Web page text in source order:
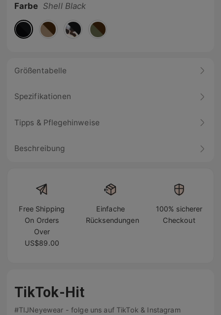
Farbe Shell Black
Größentabelle
Spezifikationen
Tipps & Pflegehinweise
Beschreibung
Free Shipping
On Orders
Over
US$89.00
Einfache
Rücksendungen
100% sicherer
Checkout
TikTok-Hit
#TIJNeyewear - folge uns auf TikTok & Instagram